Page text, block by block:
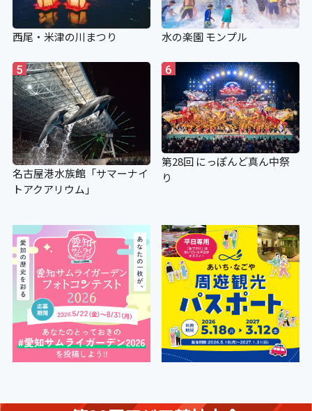
西尾・米津の川まつり 水の楽園 モンプル
5
名古屋港水族館「サマーナイ
トアクアリウム」
6
第28回 にっぽんど真ん中祭
り